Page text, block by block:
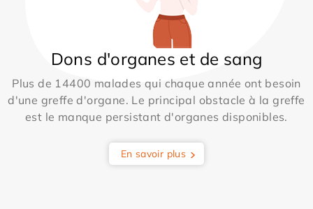
Dons d'organes et de sang
Plus de 14400 malades qui chaque année ont besoin
d'une greffe d'organe. Le principal obstacle à la greffe
est le manque persistant d'organes disponibles.
En savoir plus